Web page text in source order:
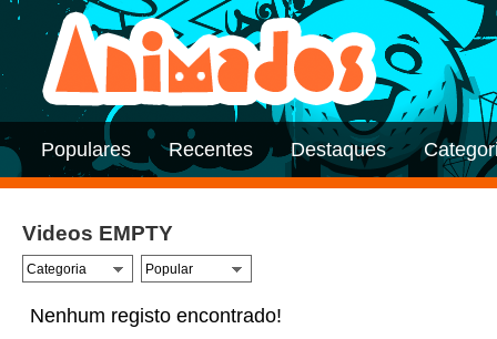
Populares Recentes Destaques
Videos EMPTY
Nenhum registo encontrado!